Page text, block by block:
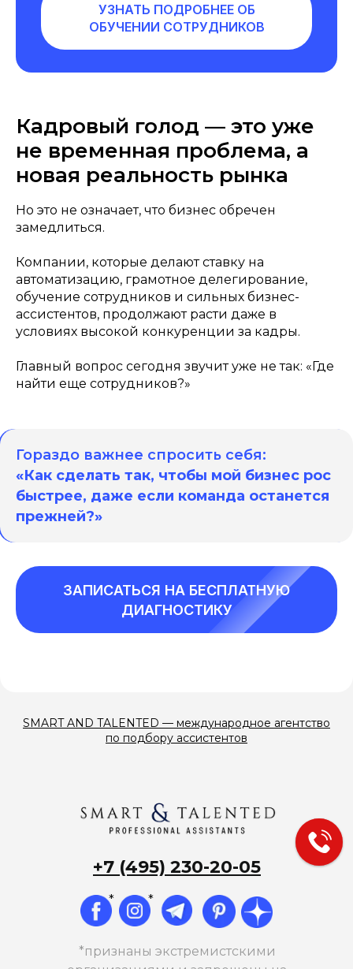
УЗНАТЬ ПОДРОБНЕЕ ОБ
ОБУЧЕНИИ СОТРУДНИКОВ
Кадровый голод — это уже
не временная проблема, а
новая реальность рынка
Но это не означает, что бизнес обречен
замедлиться.
Компании, которые делают ставку на
автоматизацию, грамотное делегирование,
обучение сотрудников и сильных бизнес-
ассистентов, продолжают расти даже в
условиях высокой конкуренции за кадры.
Главный вопрос сегодня звучит уже не так: «Где
найти еще сотрудников?»
Гораздо важнее спросить себя:
«Как сделать так, чтобы мой бизнес рос
быстрее, даже если команда останется
прежней?»
ЗАПИСАТЬСЯ НА БЕСПЛАТНУЮ
ДИАГНОСТИКУ
SMART AND TALENTED — международное агентство
по подбору ассистентов
+7 (495) 230-20-05
*признаны экстремистскими
* *